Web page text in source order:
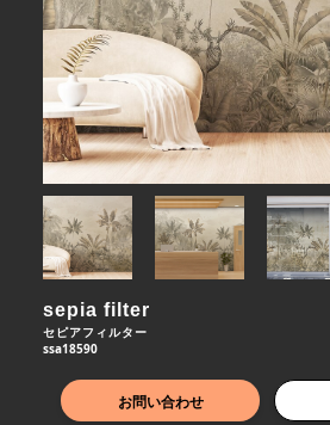
sepia filter
セピアフィルター
ssa18590
お問い合わせ